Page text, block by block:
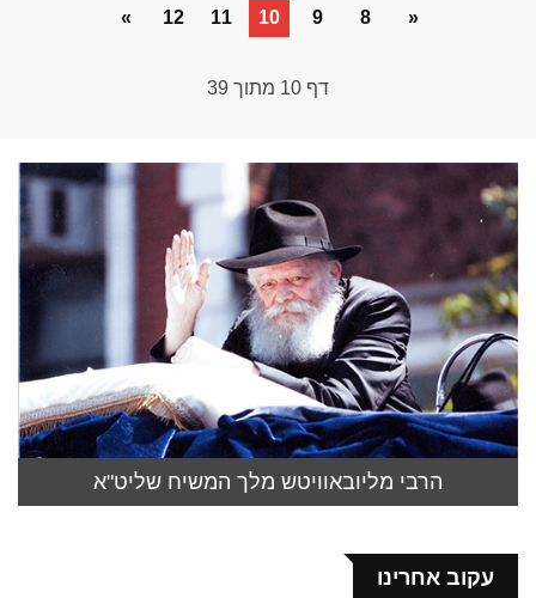
«
8
9
10
11
12
»
דף 10 מתוך 39
הרבי מליובאוויטש מלך המשיח שליט"א
עקוב אחרינו